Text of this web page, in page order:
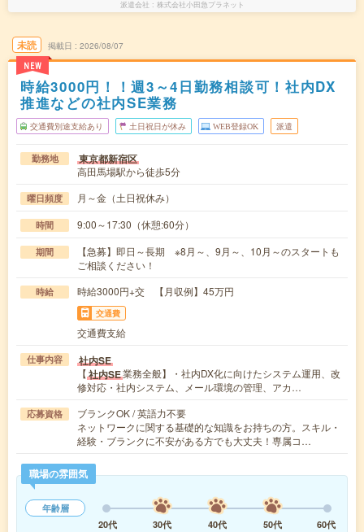
派遣会社 株式会社小田急プラネット
未読
NEW
掲載日 2026/08/07
時給3000円！！週3～4日勤務相談可！社内DX
推進などの社内SE業務
交通費別途支給あり 土日祝日が休み WEB登録OK 派遣
勤務地 東京都新宿区
高田馬場駅から徒歩5分
曜日頻度 月～金（土日祝休み）
時間 9:00～17:30（休憩:60分）
期間
【急募】即日～長期 ※8月～、9月～、10月～のスタートも
ご相談ください！
時給 時給3000円+交 【月収例】45万円
交通費
交通費支給
仕事内容 社内SE
【社内SE業務全般】・社内DX化に向けたシステム運用、改
修対応・社内システム、メール環境の管理、アカ…
応募資格
ブランクOK / 英語力不要
ネットワークに関する基礎的な知識をお持ちの方。スキル・
経験・ブランクに不安がある方でも大丈夫！専属コ…
職場の雰囲気
年齢層
20代
30代 40代 50代 60代